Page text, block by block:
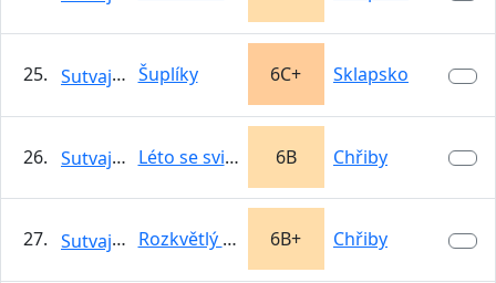
25. Sutvajka Šuplíky 6C+ Sklapsko
26. Sutvajka Léto se svištěm 6B Chřiby
27. Sutvajka Rozkvětlý měsíc 6B+ Chřiby